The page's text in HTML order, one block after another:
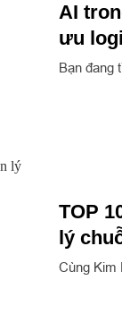
AI
ưu
Bạn đang
TOP
lý
Cùng Kim